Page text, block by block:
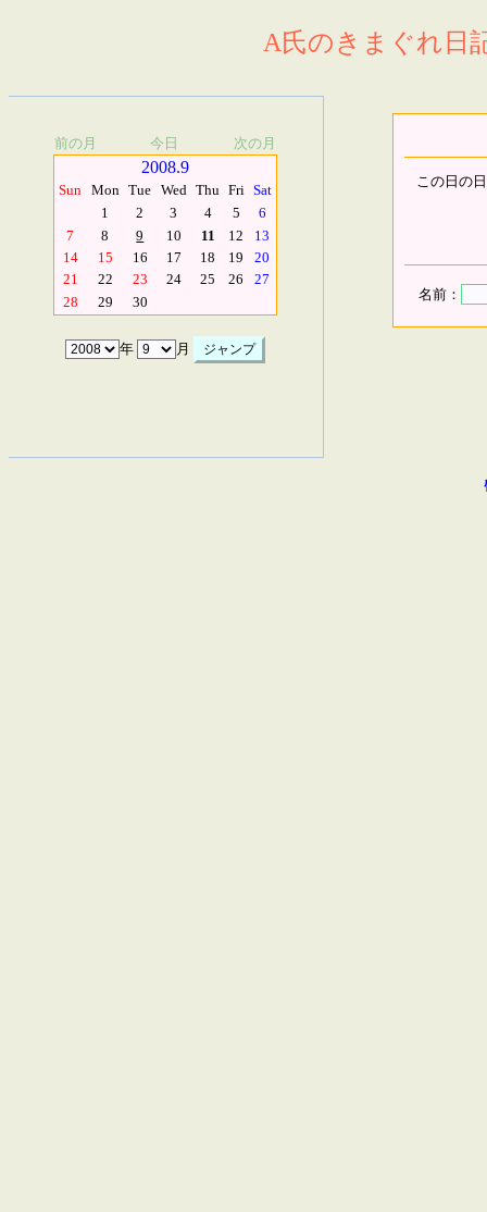
A氏のきまぐれ日
前の月 今日 次の月
2008.9
Sun Mon Tue Wed Thu Fri Sat
1
2 3 4 5
6
7
8 9 10 11 12
13
14
15 16 17 18 19
20
21
22 23 24 25 26
27
28
29 30
年 月
この日の
名前：